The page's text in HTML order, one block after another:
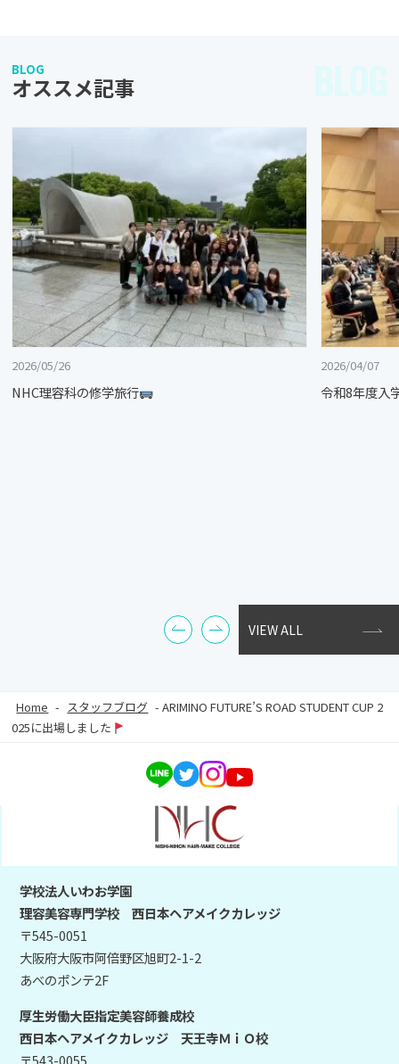
BLOG
オススメ記事
2026/05/26
NHC理容科の修学旅行
2026/04/07
令和8年度入
VIEW ALL
Home - スタッフブログ -ARIMINO FUTURE’S ROAD STUDENT CUP 2
025に出場しました
学校法人いわお学園
理容美容専門学校 西日本ヘアメイクカレッジ
〒545-0051
大阪府大阪市阿倍野区旭町2-1-2
あべのポンテ2F
厚生労働大臣指定美容師養成校
西日本ヘアメイクカレッジ 天王寺ＭｉＯ校
〒543-0055